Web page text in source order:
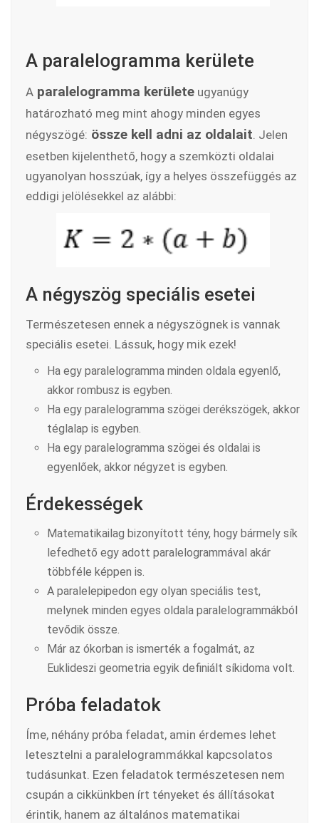
A paralelogramma kerülete
A paralelogramma kerülete ugyanúgy
határozható meg mint ahogy minden egyes
négyszögé: össze kell adni az oldalait . Jelen
esetben kijelenthető, hogy a szemközti oldalai
ugyanolyan hosszúak, így a helyes összefüggés az
eddigi jelölésekkel az alábbi:
A négyszög speciális esetei
Természetesen ennek a négyszögnek is vannak
speciális esetei. Lássuk, hogy mik ezek!
Ha egy paralelogramma minden oldala egyenlő,
akkor rombusz is egyben.
Ha egy paralelogramma szögei derékszögek, akkor
téglalap is egyben.
Ha egy paralelogramma szögei és oldalai is
egyenlőek, akkor négyzet is egyben.
Érdekességek
Matematikailag bizonyított tény, hogy bármely sík
lefedhető egy adott paralelogrammával akár
többféle képpen is.
A paralelepipedon egy olyan speciális test,
melynek minden egyes oldala paralelogrammákból
tevődik össze.
Már az ókorban is ismerték a fogalmát, az
Euklideszi geometria egyik definiált síkidoma volt.
Próba feladatok
Íme, néhány próba feladat, amin érdemes lehet
letesztelni a paralelogrammákkal kapcsolatos
tudásunkat. Ezen feladatok természetesen nem
csupán a cikkünkben írt tényeket és állításokat
érintik, hanem az általános matematikai